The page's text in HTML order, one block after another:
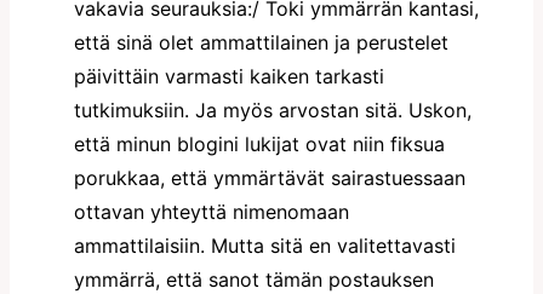
vakavia seurauksia:/ Toki ymmärrän kantasi,
että sinä olet ammattilainen ja perustelet
päivittäin varmasti kaiken tarkasti
tutkimuksiin. Ja myös arvostan sitä. Uskon,
että minun blogini lukijat ovat niin fiksua
porukkaa, että ymmärtävät sairastuessaan
ottavan yhteyttä nimenomaan
ammattilaisiin. Mutta sitä en valitettavasti
ymmärrä, että sanot tämän postauksen